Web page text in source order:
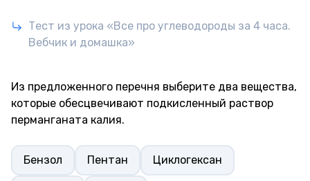
Тест из урока «Все про углеводороды за 4 часа.
Вебчик и домашка»
Из предложенного перечня выберите два вещества,
которые обесцвечивают подкисленный раствор
перманганата калия.
Бензол Пентан Циклогексан